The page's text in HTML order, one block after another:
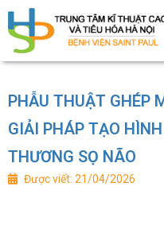
PHẪU THUẬT GHÉP
GIẢI PHÁP TẠO
THƯƠNG SỌ NÃO
Được viết: 21/04/2026